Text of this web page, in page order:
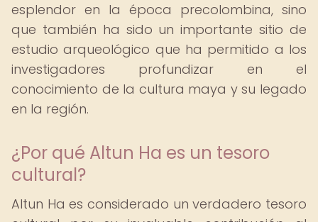
esplendor en la época precolombina, sino
que también ha sido un importante sitio de
estudio arqueológico que ha permitido a los
investigadores profundizar en el
conocimiento de la cultura maya y su legado
en la región.
¿Por qué Altun Ha es un tesoro
cultural?
Altun Ha es considerado un verdadero tesoro